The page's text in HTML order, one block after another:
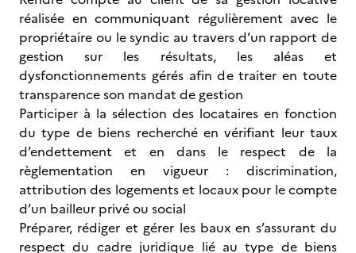
réalisée en communiquant régulièrement avec le
propriétaire ou le syndic au travers d’un rapport de
gestion sur les résultats, les aléas et
dysfonctionnements gérés afin de traiter en toute
transparence son mandat de gestion
Participer à la sélection des locataires en fonction
du type de biens recherché en vérifiant leur taux
d’endettement et en dans le respect de la
règlementation en vigueur : discrimination,
attribution des logements et locaux pour le compte
d’un bailleur privé ou social
Préparer, rédiger et gérer les baux en s’assurant du
respect du cadre juridique lié au type de biens